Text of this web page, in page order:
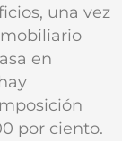
una vez
en
por ciento.